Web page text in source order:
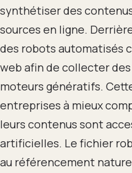
synthétiser des
sources en ligne.
des robots automatisés
web afin de collecter
moteurs génératifs.
entreprises à mieux
leurs contenus sont
artificielles. Le fichier
au référencement